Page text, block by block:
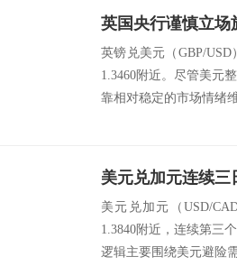
英国央行谨慎立场
英镑兑美元（GBP/
1.3460附近。尽管美元
靠相对稳定的市场情绪
美元兑加元连续三
美元兑加元（USD/
1.3840附近，连续第三
逻辑主要围绕美元避险